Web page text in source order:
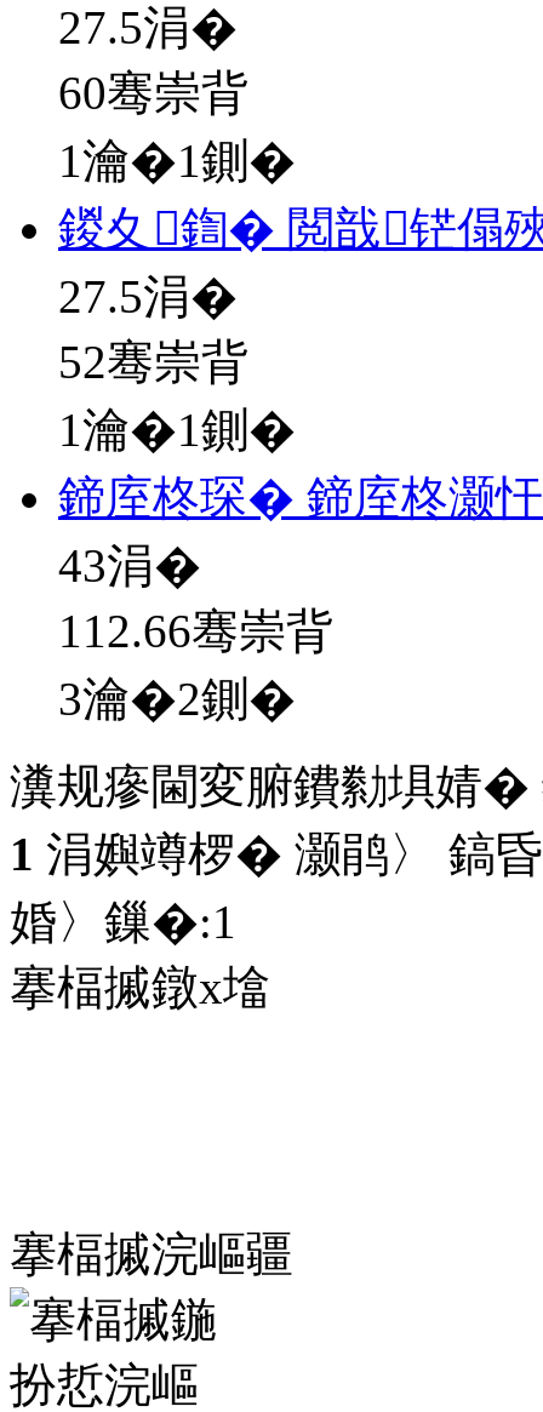
27.5涓�
60骞崇背
1瀹�1鍘�
鍐夊鍧� 閲戠铓傝
27.5涓�
52骞崇背
1瀹�1鍘�
鍗庢柊琛� 鍗庢柊灏
43涓�
112.66骞崇背
3瀹�2鍘�
瀵规瘮閫変腑鐨勬埧婧�
1 涓嬩竴椤� 灏鹃〉 鎬
婚〉鏁�:1
搴楅摵鐓х墖
搴楅摵浣嶇疆